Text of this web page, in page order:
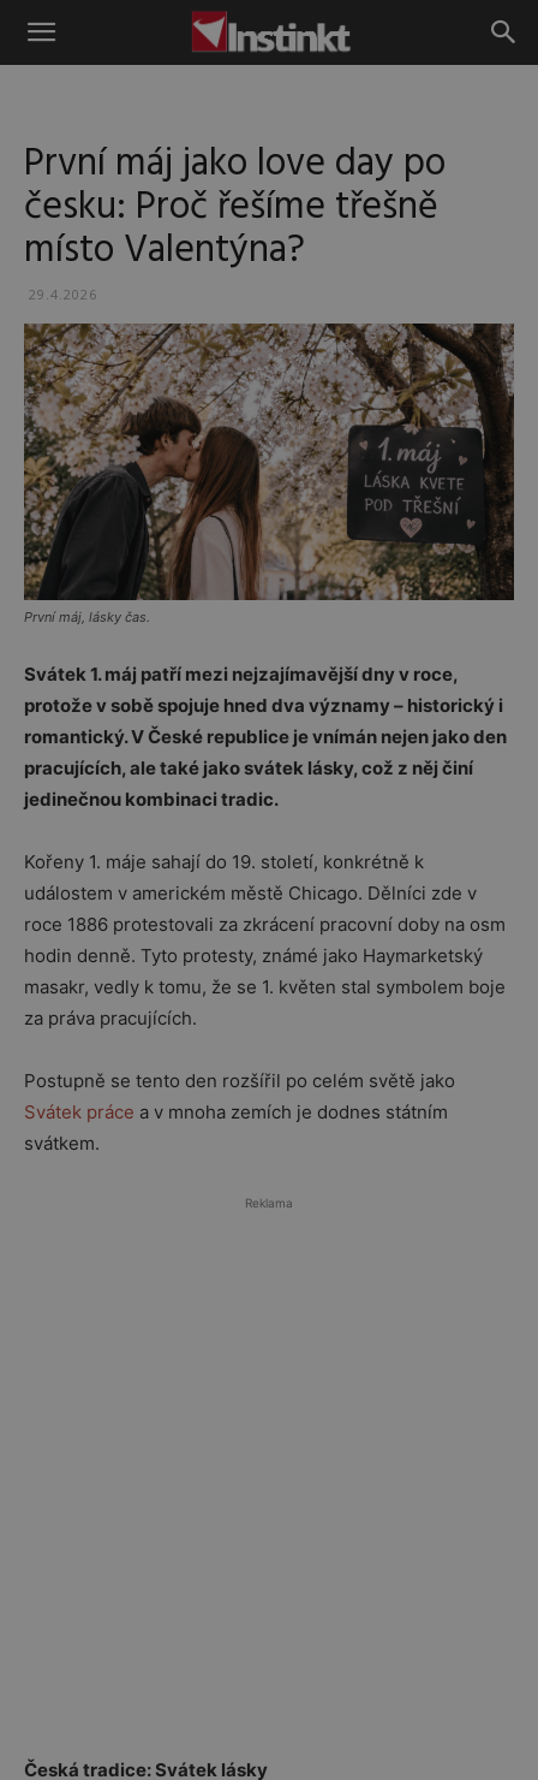
Instinkt
První máj jako love day po
česku: Proč řešíme třešně
místo Valentýna?
29.4.2026
První máj, lásky čas.
Svátek 1. máj patří mezi nejzajímavější dny v roce,
protože v sobě spojuje hned dva významy – historický i
romantický. V České republice je vnímán nejen jako den
pracujících, ale také jako svátek lásky, což z něj činí
jedinečnou kombinaci tradic.
Kořeny 1. máje sahají do 19. století, konkrétně k
událostem v americkém městě Chicago. Dělníci zde v
roce 1886 protestovali za zkrácení pracovní doby na osm
hodin denně. Tyto protesty, známé jako Haymarketský
masakr, vedly k tomu, že se 1. květen stal symbolem boje
za práva pracujících.
Postupně se tento den rozšířil po celém světě jako
Svátek práce a v mnoha zemích je dodnes státním
svátkem.
Reklama
Česká tradice: Svátek lásky